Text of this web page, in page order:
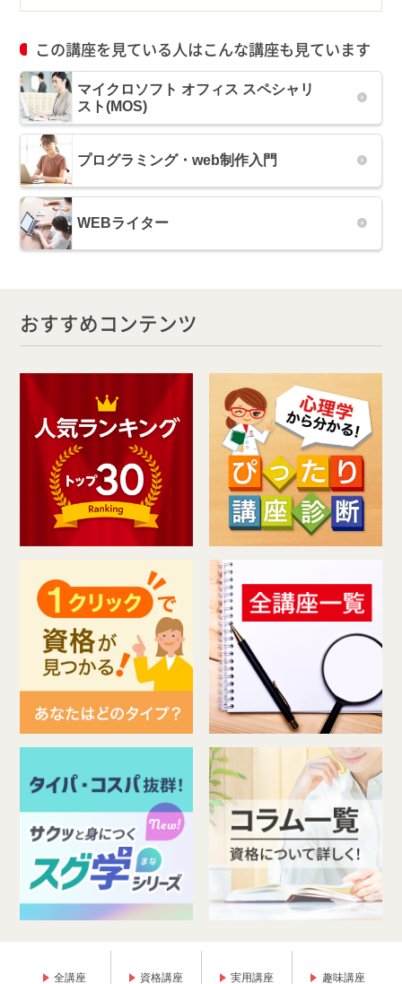
この講座を見ている人はこんな講座も見ています
マイクロソフト オフィス スペシャリ
スト(MOS)
プログラミング・web制作入門
WEBライター
おすすめコンテンツ
全講座 資格講座 実用講座 趣味講座